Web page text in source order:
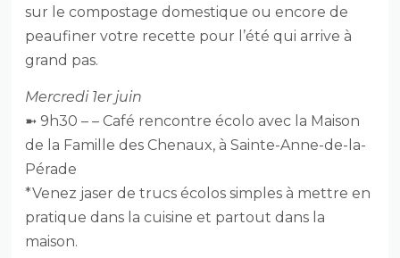
sur le compostage domestique ou encore de
peaufiner votre recette pour l’été qui arrive à
grand pas.
Mercredi 1er juin
➼ 9h30 – – Café rencontre écolo avec la Maison
de la Famille des Chenaux, à Sainte-Anne-de-la-
Pérade
*Venez jaser de trucs écolos simples à mettre en
pratique dans la cuisine et partout dans la
maison.